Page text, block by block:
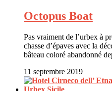
Octopus Boat
Pas vraiment de l’urbex à
chasse d’épaves avec la
bâteau coloré abandonné
11 septembre 2019